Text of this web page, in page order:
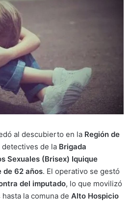
al descubierto en la Región de
de la Brigada
Sexuales (Brisex) Iquique
de 62 años. El operativo se gestó
del imputado, lo que movilizó
la comuna de Alto Hospicio